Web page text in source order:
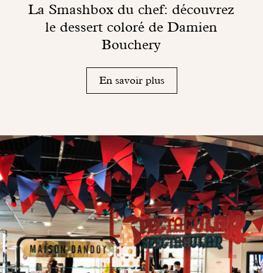
La Smashbox du chef: découvrez
le dessert coloré de Damien
Bouchery
En savoir plus